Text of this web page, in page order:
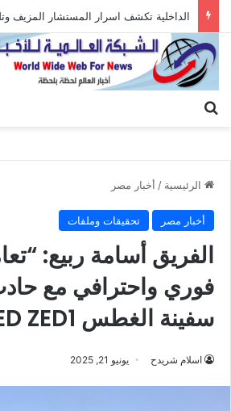
الرئيسية / أخبار مصر
أخبار مصر تحقيقات وملفات
الفريق أسامة ربيع:
فوري واحترافي مع
سفينة الغطس RED ZED1”
اسلام شريدح يونيو 21, 2025